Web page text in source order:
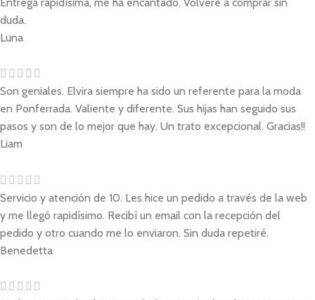
duda.
Luna
Son geniales. Elvira siempre ha sido un referente para la moda
en Ponferrada. Valiente y diferente. Sus hijas han seguido sus
pasos y son de lo mejor que hay. Un trato excepcional. Gracias!!
Liam
Servicio y atención de 10. Les hice un pedido a través de la web
y me llegó rapidísimo. Recibí un email con la recepción del
pedido y otro cuando me lo enviaron. Sin duda repetiré.
Benedetta